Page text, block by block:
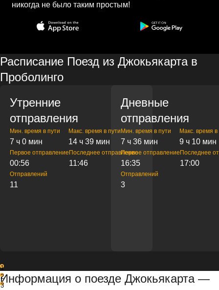
никогда не было таким простым!
Расписание Поезд из Джокьякарта в
Проболинго
Утренние
отправления
Мин. время в пути
7 ч 0 мин
Макс. время в пути
14 ч 39 мин
Первое отправление
00:56
Последнее отправление
11:46
Отправлений
11
Дневные
отправления
Мин. время в пути
7 ч 36 мин
Макс. время в
9 ч 10 мин
Первое отправление
16:35
Последнее
17:00
Отправлений
3
1
2
3
Информация о поезде Джокьякарта —